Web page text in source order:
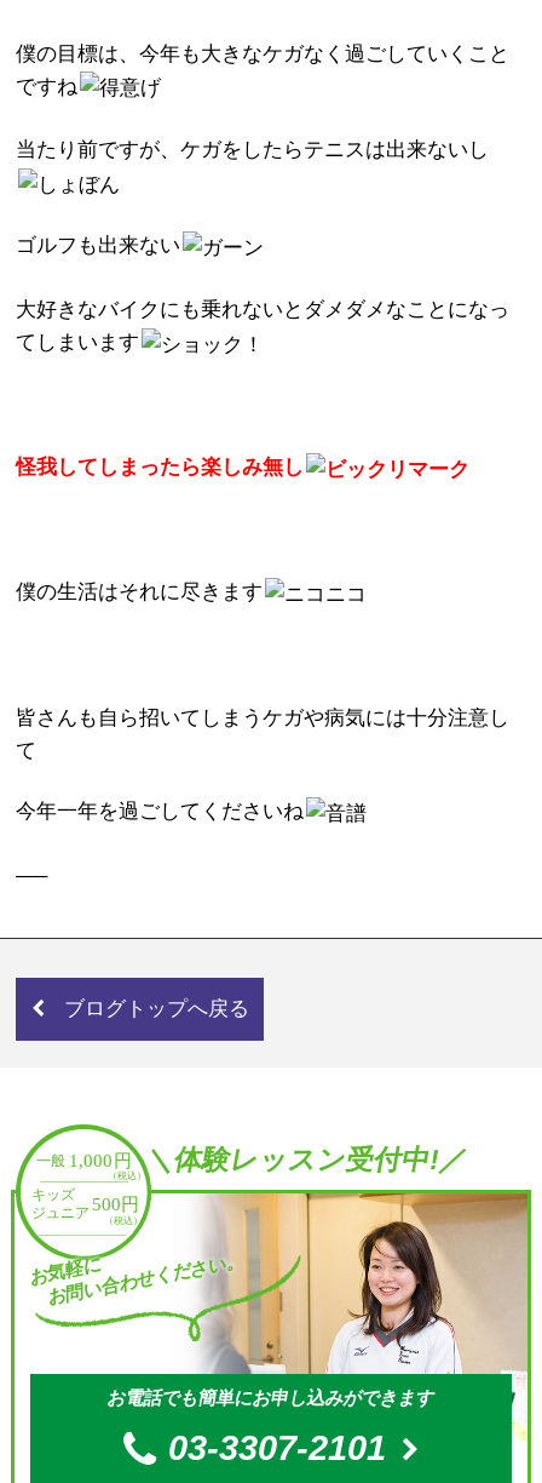
僕の目標は、今年も大きなケガなく過ごしていくこと
ですね
当たり前ですが、ケガをしたらテニスは出来ないし
ゴルフも出来ない
大好きなバイクにも乗れないとダメダメなことになっ
てしまいます
怪我してしまったら楽しみ無し
僕の生活はそれに尽きます
皆さんも自ら招いてしまうケガや病気には十分注意し
て
今年一年を過ごしてくださいね
—–
ブログトップへ戻る
＼体験レッスン受付中!／
お気軽に
お問い合わせください。
お電話でも簡単にお申し込みができます
03-3307-2101